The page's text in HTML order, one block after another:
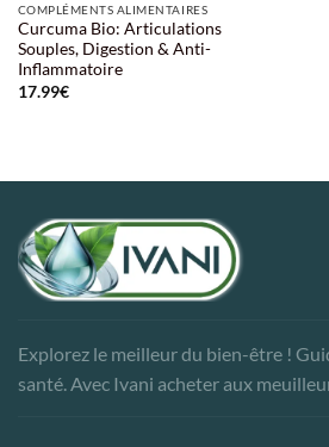
COMPLÉMENTS ALIMENTAIRES
Curcuma Bio: Articulations
Souples, Digestion & Anti-
Inflammatoire
17.99€
Explorez le meilleur du bien-être !
santé. Avec Ivani acheter aux